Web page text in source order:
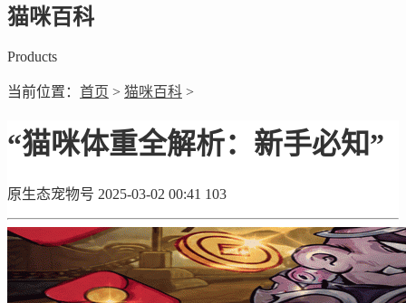
猫咪百科
Products
当前位置： 首页 > 猫咪百科 >
“猫咪体重全解析：新手必知”
原生态宠物号 2025-03-02 00:41 103